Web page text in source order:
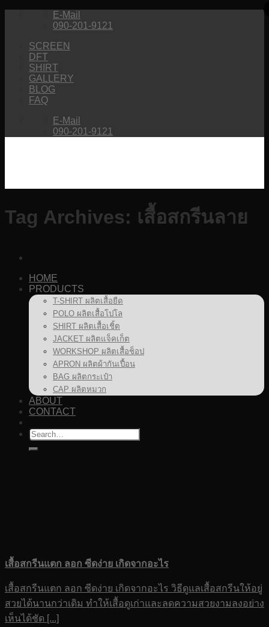
E-Mail
090-201-9121
SCREEN
DFT
SHIRT
GALLERY
BLOG
FAQ
E-Mail
090-201-9121
HOME
PRODUCTS
T-SHIRT ผลิตเสื้อยืด
POLO ผลิตเสื้อโปโล
SHIRT ผลิตเสื้อเชิ้ต
JACKET ผลิตแจ็คเก็ต
WORKSHOP ผลิตเสื้อช็อป
APRON ผลิตผ้ากันเปื้อน
BAG ผลิตกระเป๋า
CAP ผลิตหมวก
ABOUT
CONTACT
Tag Archives: เสื้อสกรีนลาย
เสื้อสกรีนแตก ลอก ซีดง่าย เกิดจากอะไร
เสื้อสกรีนแตก ลอก ซีดง่าย เกิดจากอะไร วิธีดูแลเสื้อสกรีนให้อยู่
สวยได้นานกว่าเดิม ทำให้เสื้อดูเก่าและลดความสวยงามลงอย่าง
เห็นได้ชัด [...]